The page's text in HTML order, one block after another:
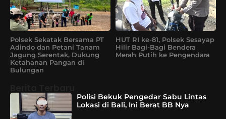
Polsek Sekatak Bersama PT
Adindo dan Petani Tanam
Jagung Serentak, Dukung
Ketahanan Pangan di
Bulungan
HUT RI ke-81, Polsek Sesayap
Hilir Bagi-Bagi Bendera
Merah Putih ke Pengendara
Polisi Bekuk Pengedar Sabu Lintas
Lokasi di Bali, Ini Berat BB Nya